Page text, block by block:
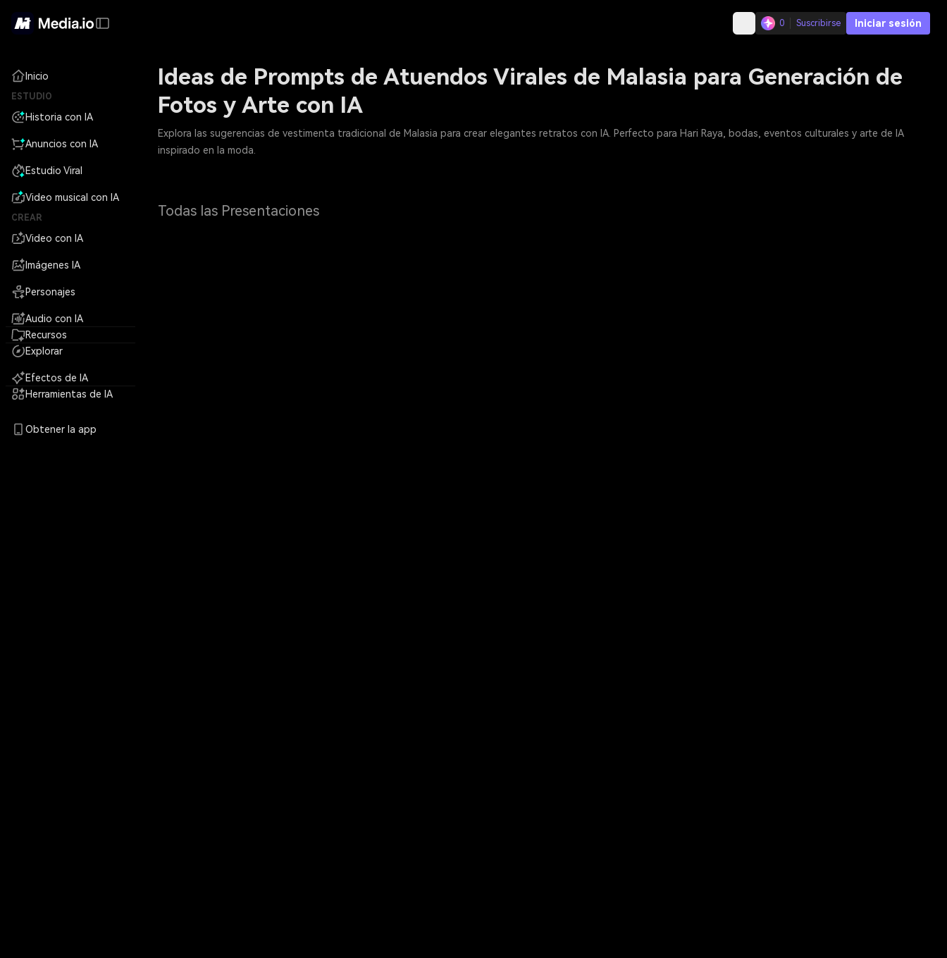
0 Suscribirse Iniciar sesión
Inicio
ESTUDIO
Historia con IA
Anuncios con IA
Estudio Viral
Video musical con IA
CREAR
Video con IA
Imágenes IA
Personajes
Audio con IA
Recursos
Explorar
Efectos de IA
Herramientas de IA
Obtener la app
Ideas de Prompts de Atuendos Virales de Malasia para Generación de
Fotos y Arte con IA
Explora las sugerencias de vestimenta tradicional de Malasia para crear elegantes retratos con IA. Perfecto para Hari Raya, bodas, eventos culturales y arte de IA
inspirado en la moda.
Todas las Presentaciones